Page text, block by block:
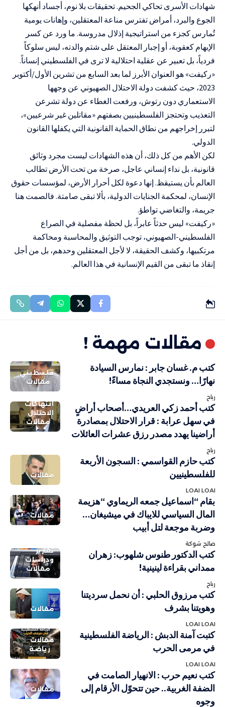
شهادات الأسرى تحاكي الجحيم. تحقيقات بلا نوم، أجساد أنهكها
الجوع والبرد، أمراض تفترس مناعة المعتقلين، وإهانات يومية
تُمارس كجزء من استراتيجية إذلال مدروسة. ما ورد عن كسر
الإبهام كعقوبة، أو إجبار المعتقل على شتم والدته، ليس سلوكاً
فردياً، بل تعبير عن عقلية احتلالية لا ترى في الفلسطيني إنساناً.
«ركيفت» هو العنوان الأبرز لما بعد السابع من تشرين الأول/أكتوبر
2023، حيث كشفت دولة الاحتلال الصهيوني عن وجهها
الاستعماري دون رتوش، ورفعت الغطاء عن دولة تشرعن
التعذيب وتحتجز الفلسطينيين بصفتهم «مقاتلين غير شرعيين»،
لتبرر إخراجهم من نطاق الحماية القانونية التي يكفلها القانون
الدولي.
لكن الأهم من كل ذلك، أن هذه الشهادات ليست مجرد وثائق
قانونية، بل نداء إنساني عاجل، صرخة من تحت الأرض تطالب
العالم بأن يستيقظ. إنها دعوة لكل أحرار الأرض، لمؤسسات حقوق
الإنسان، لمحكمة الجنايات الدولية، بألا تبقى صامتة. فالصمت هنا
جريمة، والتغاضي تواطؤ.
«ركيفت» ليس حدثاً عابراً، بل لحظة مفصلية في الصراع
الفلسطيني-الصهيوني، توجب التوثيق والمحاسبة ومحاكمة
مرتكبيها، وكشف الحقيقة، لا لأجل المعتقلين وحدهم، بل من أجل
إنقاذ ما تبقى من القيم الإنسانية في هذا العالم.
مقالات مهمة !
فلسطيني
مقالات
كتب م. غسان جابر : نمارس السيادة
نهارًا… ونستجدي النجاة مساءً!
رباح
انتهاكات
الاحتلال
مقالات
كتب أحمد زكي العريدي…أصحاب أراضٍ
في سهل عرابة : قرار الاحتلال بمصادرة
أراضينا يهدد مصدر رزق عشرات العائلات
رباح
مقالات
كتب حازم القواسمي : السجون الأربعة
للفلسطينيين
LOAI LOAI
مقالات
بقام “اسماعيل جمعه الريماوي “هزيمة
المال السياسي للايباك في ميشيغان…
وضربة موجعة لتل أبيب
صالح شوكة
تقارير
ودراسات
مقالات
كتب الدكتور طنوس شلهوب: زهران
ممداني بقراءة لينينية!
رباح
مقالات
كتب مرزوق الحلبي : أن نحمل سرديتنا
وهويتنا بشرف
LOAI LOAI
مقالات
رياضة
كتبت آمنة الدبش : الرياضة الفلسطينية
في مرمى الحرب
LOAI LOAI
مقالات
كتب نعيم حرب : الانهيار الصامت في
الضفة الغربية.. حين تتحوّل الأرقام إلى
وجوه